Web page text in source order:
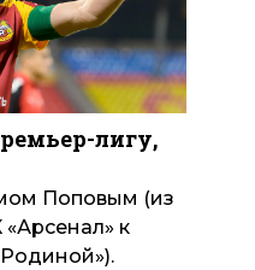
лигу,
Поповым (из
к